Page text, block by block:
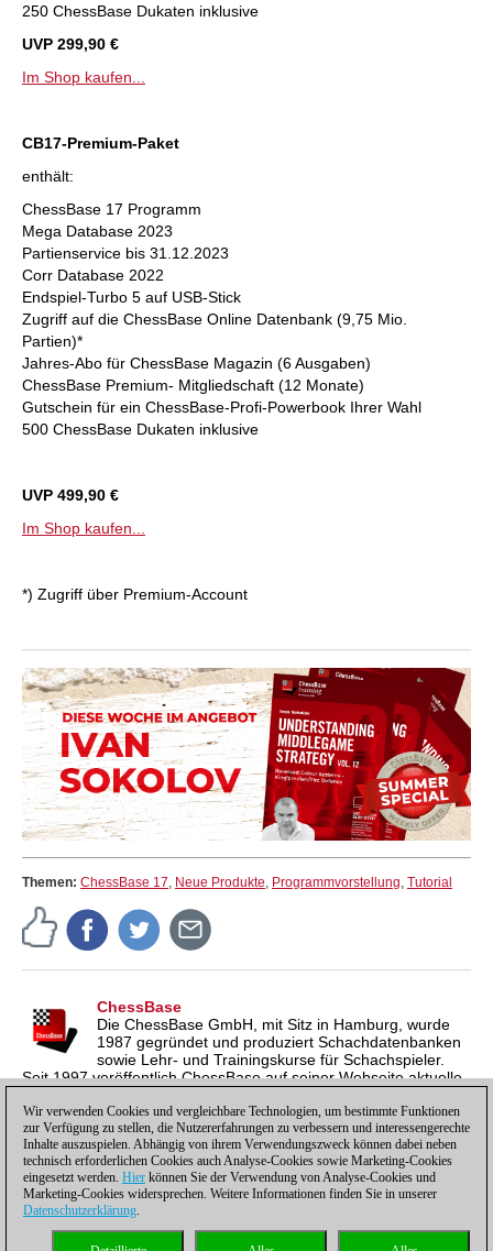
250 ChessBase Dukaten inklusive
UVP 299,90 €
Im Shop kaufen...
CB17-Premium-Paket
enthält:
ChessBase 17 Programm
Mega Database 2023
Partienservice bis 31.12.2023
Corr Database 2022
Endspiel-Turbo 5 auf USB-Stick
Zugriff auf die ChessBase Online Datenbank (9,75 Mio.
Partien)*
Jahres-Abo für ChessBase Magazin (6 Ausgaben)
ChessBase Premium- Mitgliedschaft (12 Monate)
Gutschein für ein ChessBase-Profi-Powerbook Ihrer Wahl
500 ChessBase Dukaten inklusive
UVP 499,90 €
Im Shop kaufen...
*) Zugriff über Premium-Account
Themen: ChessBase 17, Neue Produkte, Programmvorstellung, Tutorial
ChessBase
Die ChessBase GmbH, mit Sitz in Hamburg, wurde
1987 gegründet und produziert Schachdatenbanken
sowie Lehr- und Trainingskurse für Schachspieler.
Seit 1997 veröffentlich ChessBase auf seiner Webseite aktuelle
inzwischen in vier Sprachen und gilt weltweit als wichtigste
Schachnachrichtenseite.
Wir verwenden Cookies und vergleichbare Technologien, um bestimmte Funktionen
zur Verfügung zu stellen, die Nutzererfahrungen zu verbessern und interessengerechte
Inhalte auszuspielen. Abhängig von ihrem Verwendungszweck können dabei neben
technisch erforderlichen Cookies auch Analyse-Cookies sowie Marketing-Cookies
eingesetzt werden. Hier können Sie der Verwendung von Analyse-Cookies und
Marketing-Cookies widersprechen. Weitere Informationen finden Sie in unserer
Datenschutzerklärung.